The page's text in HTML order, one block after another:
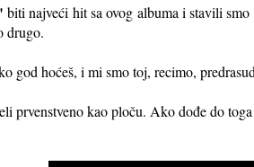
biti najveći hit sa ovog albuma i stavili
drugo.
god hoćeš, i mi smo toj, recimo,
prvenstveno kao ploču. Ako dođe do